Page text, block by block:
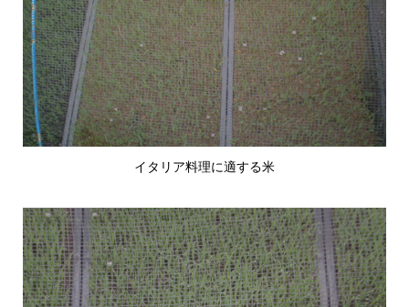
イタリア料理に適する米